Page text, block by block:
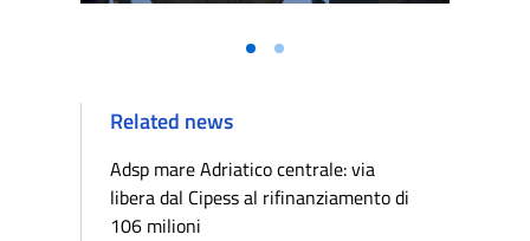
Vai alla slide 1
Vai alla slide 2
Related news
Adsp mare Adriatico centrale: via
libera dal Cipess al rifinanziamento di
106 milioni